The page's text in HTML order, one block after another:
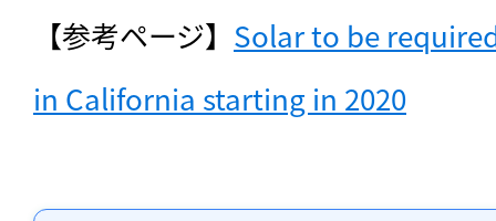
【参考ページ】 Solar to be
in California starting in 2020